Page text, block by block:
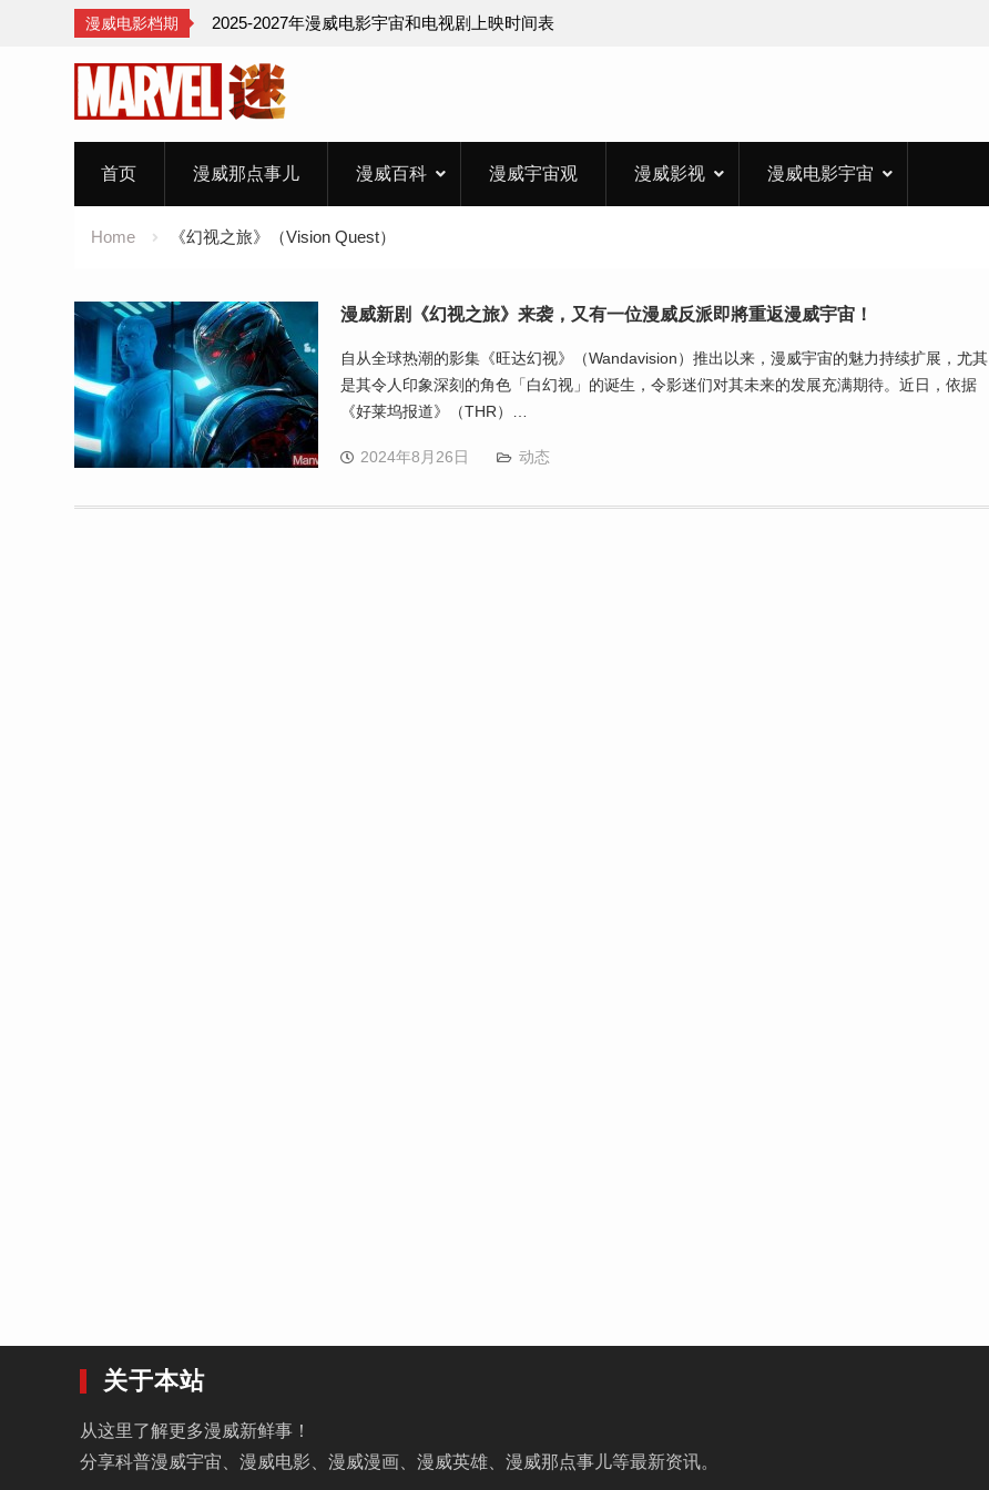
漫威电影档期 2025-2027年漫威电影宇宙和电视剧上映时间表
首页 漫威那点事儿 漫威百科 漫威宇宙观 漫威影视 漫威电影宇宙
Home 《幻视之旅》（Vision Quest）
漫威新剧《幻视之旅》来袭，又有一位漫威反派即將重返漫威宇宙！
自从全球热潮的影集《旺达幻视》（Wandavision）推出以来，漫威宇宙的魅力持续扩展，尤其
是其令人印象深刻的角色「白幻视」的诞生，令影迷们对其未来的发展充满期待。近日，依据
《好莱坞报道》（THR）…
2024年8月26日 动态
关于本站
从这里了解更多漫威新鲜事！
分享科普漫威宇宙、漫威电影、漫威漫画、漫威英雄、漫威那点事儿等最新资讯。